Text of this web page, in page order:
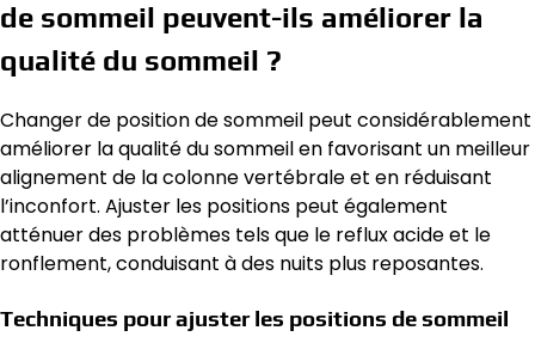
de sommeil peuvent-ils améliorer la
qualité du sommeil ?
Changer de position de sommeil peut considérablement
améliorer la qualité du sommeil en favorisant un meilleur
alignement de la colonne vertébrale et en réduisant
l’inconfort. Ajuster les positions peut également
atténuer des problèmes tels que le reflux acide et le
ronflement, conduisant à des nuits plus reposantes.
Techniques pour ajuster les positions de sommeil